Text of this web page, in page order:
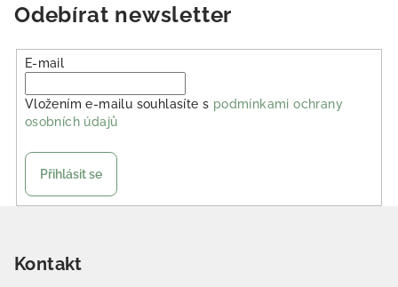
Odebírat newsletter
E-mail
Vložením e-mailu souhlasíte s podmínkami ochrany
osobních údajů
Přihlásit se
Kontakt